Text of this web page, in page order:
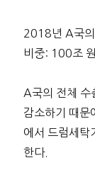
2018년 A국의
비중: 100조
A국의 전체 수
감소하기 때
에서 드럼세탁
한다.